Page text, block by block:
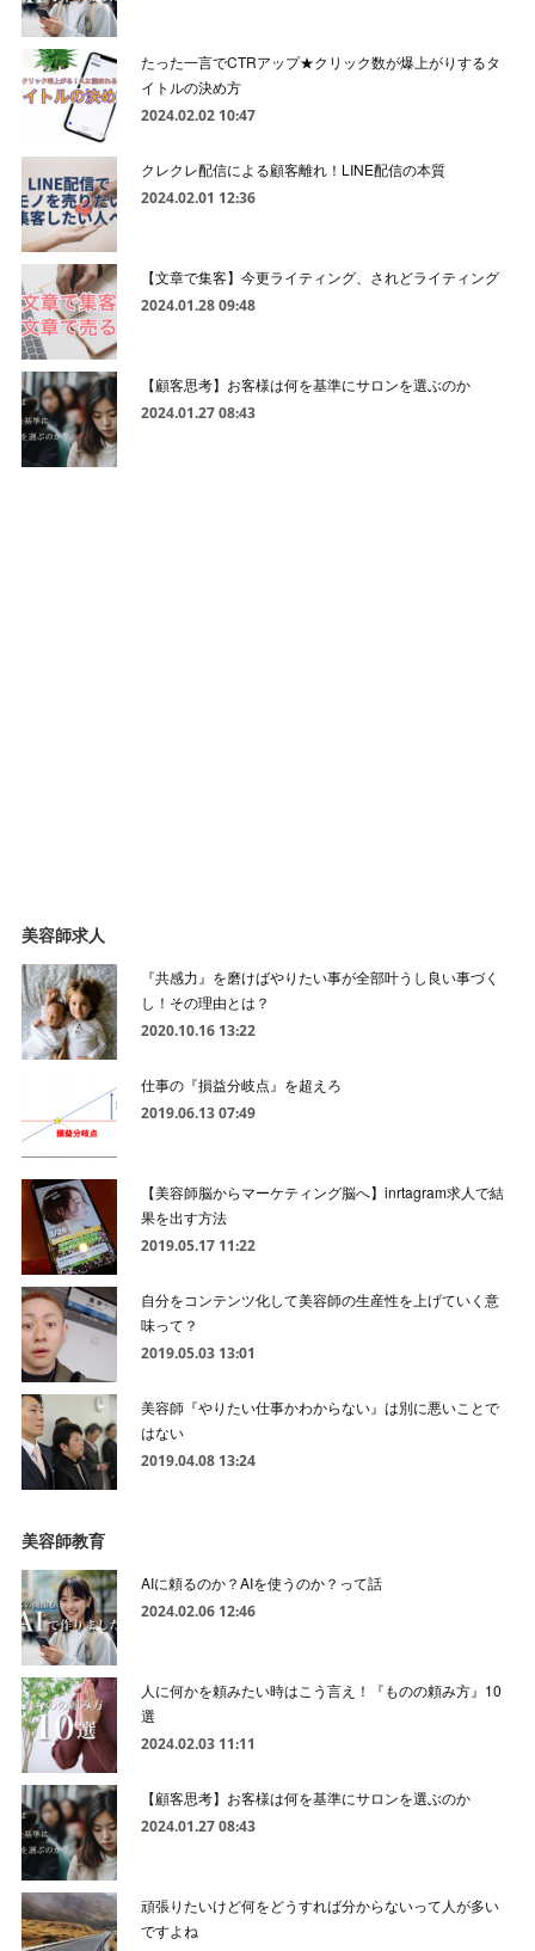
たった一言でCTRアップ★クリック数が爆上がりするタ
イトルの決め方
2024.02.02 10:47
クレクレ配信による顧客離れ！LINE配信の本質
2024.02.01 12:36
【文章で集客】今更ライティング、されどライティング
2024.01.28 09:48
【顧客思考】お客様は何を基準にサロンを選ぶのか
2024.01.27 08:43
美容師求人
『共感力』を磨けばやりたい事が全部叶うし良い事づく
し！その理由とは？
2020.10.16 13:22
仕事の『損益分岐点』を超えろ
2019.06.13 07:49
【美容師脳からマーケティング脳へ】inrtagram求人で結
果を出す方法
2019.05.17 11:22
自分をコンテンツ化して美容師の生産性を上げていく意
味って？
2019.05.03 13:01
美容師『やりたい仕事かわからない』は別に悪いことで
はない
2019.04.08 13:24
美容師教育
AIに頼るのか？AIを使うのか？って話
2024.02.06 12:46
人に何かを頼みたい時はこう言え！『ものの頼み方』10
選
2024.02.03 11:11
【顧客思考】お客様は何を基準にサロンを選ぶのか
2024.01.27 08:43
頑張りたいけど何をどうすれば分からないって人が多い
ですよね